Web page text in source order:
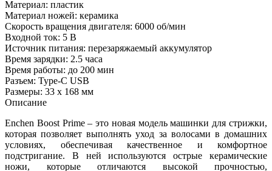
Материал: пластик
Материал ножей: керамика
Скорость вращения двигателя: 6000 об/мин
Входной ток: 5 В
Источник питания: перезаряжаемый аккумулятор
Время зарядки: 2.5 часа
Время работы: до 200 мин
Разъем: Type-C USB
Размеры: 33 х 168 мм
Описание
Enchen Boost Prime – это новая модель машинки для стрижки,
которая позволяет выполнять уход за волосами в домашних
условиях, обеспечивая качественное и комфортное
подстригание. В ней используются острые керамические
ножи, которые отличаются высокой прочностью,